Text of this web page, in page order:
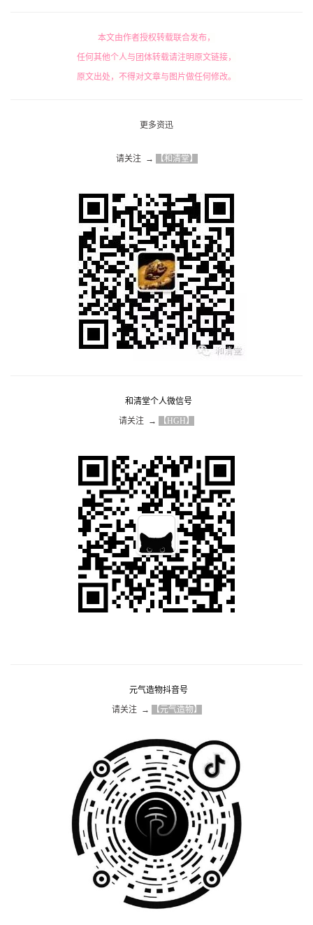
本文由作者授权转载联合发布，
任何其他个人与团体转载请注明原文链接，
原文出处，不得对文章与图片做任何修改。
更多资迅
请关注  → 【和清堂】
和清堂个人微信号
请关注  → 【HGH】
元气造物抖音号
请关注  → 【元气造物】